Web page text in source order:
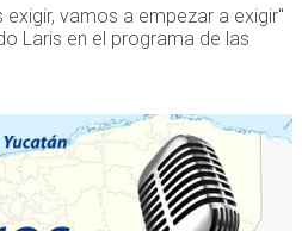
vamos a empezar a exigir"
Laris en el programa de las